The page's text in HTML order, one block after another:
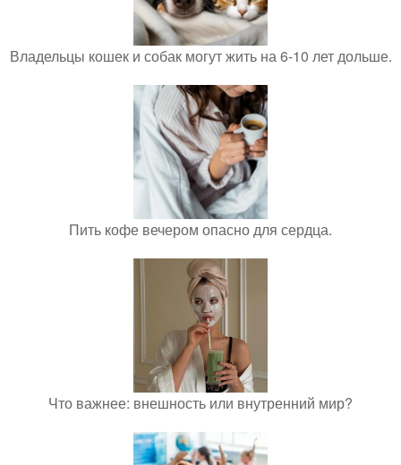
Владельцы кошек и собак могут жить на 6-10 лет дольше.
Пить кофе вечером опасно для сердца.
Что важнее: внешность или внутренний мир?